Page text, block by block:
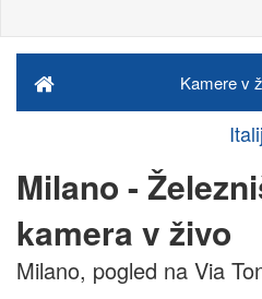
Kamere v
Milano -
kamera v živo
Milano, pogled na Via